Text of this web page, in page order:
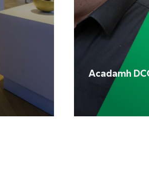
Acadamh